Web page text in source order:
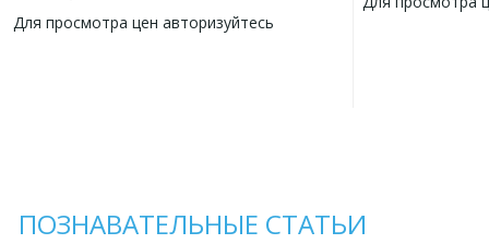
Для просмотра цен авторизуйтесь
ПОЗНАВАТЕЛЬНЫЕ СТАТЬИ